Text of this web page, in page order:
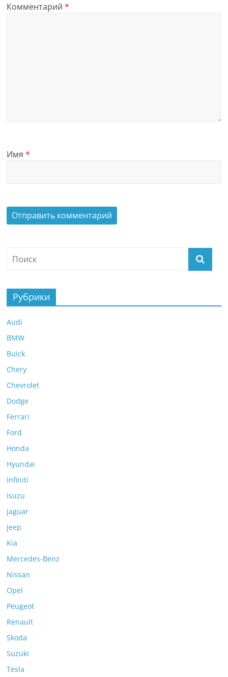
Комментарий*
Имя*
Рубрики
Audi
BMW
Buick
Chery
Chevrolet
Dodge
Ferrari
Ford
Honda
Hyundai
Infiniti
Isuzu
Jaguar
Jeep
Kia
Mercedes-Benz
Nissan
Opel
Peugeot
Renault
Skoda
Suzuki
Tesla